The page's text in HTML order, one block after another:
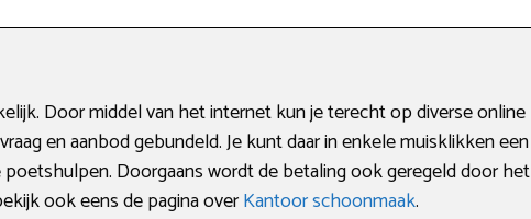
Door middel van het internet kun je terecht op diverse online
en aanbod gebundeld. Je kunt daar in enkele muisklikken een
Doorgaans wordt de betaling ook geregeld door het
ook eens de pagina overKantoor schoonmaak.